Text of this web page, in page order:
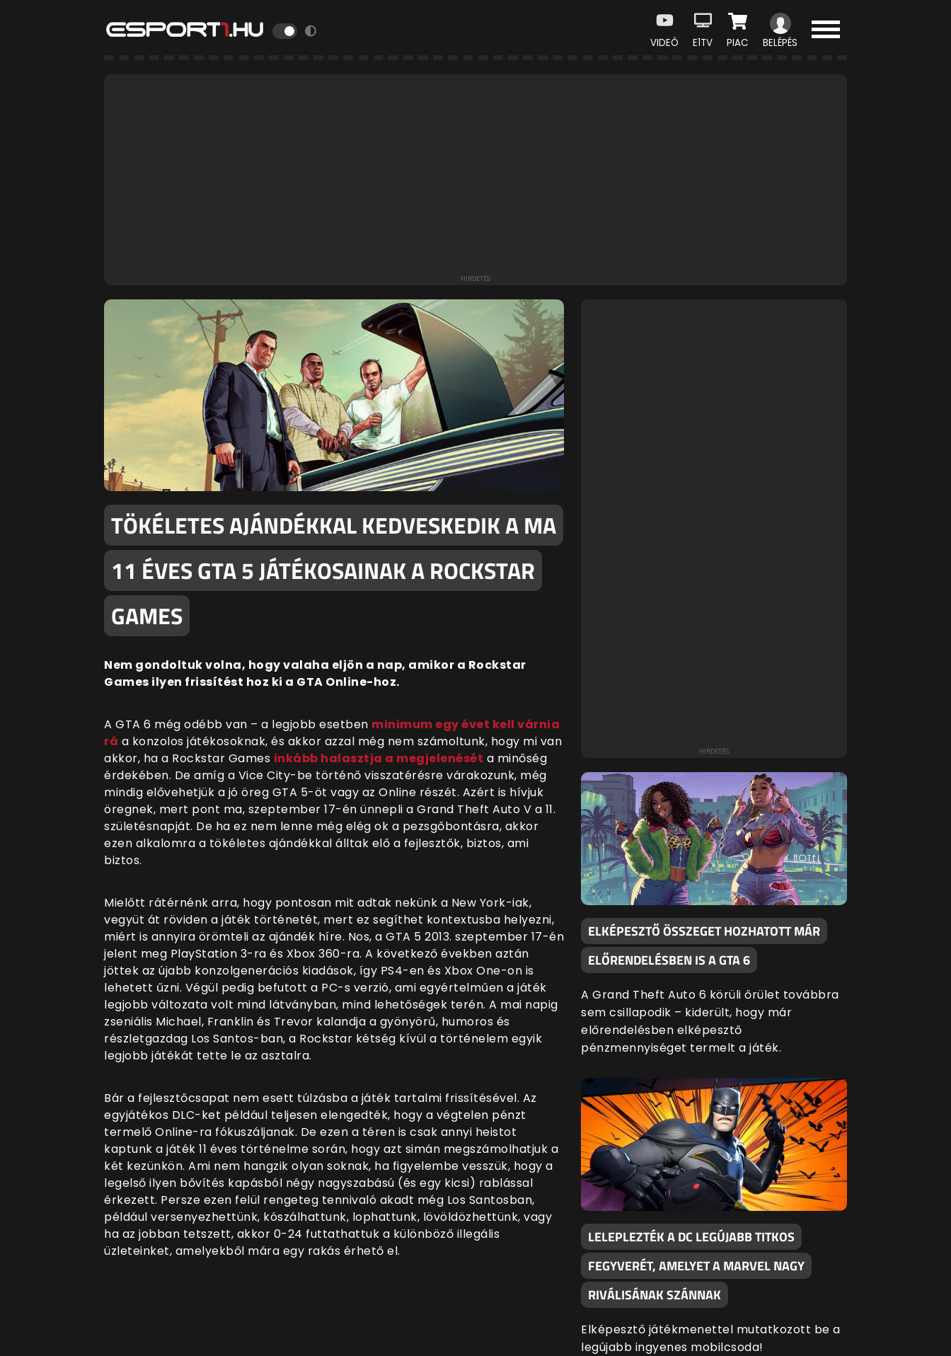
VIDEÓ E1TV PIAC BELÉPÉS
TÖKÉLETES AJÁNDÉKKAL KEDVESKEDIK A MA
11 ÉVES GTA 5 JÁTÉKOSAINAK A ROCKSTAR
GAMES
Nem gondoltuk volna, hogy valaha eljön a nap, amikor a Rockstar
Games ilyen frissítést hoz ki a GTA Online-hoz.
A GTA 6 még odébb van – a legjobb esetben minimum egy évet kell várnia
rá a konzolos játékosoknak, és akkor azzal még nem számoltunk, hogy mi van
akkor, ha a Rockstar Games inkább halasztja a megjelenését a minőség
érdekében. De amíg a Vice City-be történő visszatérésre várakozunk, még
mindig elővehetjük a jó öreg GTA 5-öt vagy az Online részét. Azért is hívjuk
öregnek, mert pont ma, szeptember 17-én ünnepli a Grand Theft Auto V a 11.
születésnapját. De ha ez nem lenne még elég ok a pezsgőbontásra, akkor
ezen alkalomra a tökéletes ajándékkal álltak elő a fejlesztők, biztos, ami
biztos.
Mielőtt rátérnénk arra, hogy pontosan mit adtak nekünk a New York-iak,
vegyüt át röviden a játék történetét, mert ez segíthet kontextusba helyezni,
miért is annyira örömteli az ajándék híre. Nos, a GTA 5 2013. szeptember 17-én
jelent meg PlayStation 3-ra és Xbox 360-ra. A következő években aztán
jöttek az újabb konzolgenerációs kiadások, így PS4-en és Xbox One-on is
lehetett űzni. Végül pedig befutott a PC-s verzió, ami egyértelműen a játék
legjobb változata volt mind látványban, mind lehetőségek terén. A mai napig
zseniális Michael, Franklin és Trevor kalandja a gyönyörű, humoros és
részletgazdag Los Santos-ban, a Rockstar kétség kívül a történelem egyik
legjobb játékát tette le az asztalra.
Bár a fejlesztőcsapat nem esett túlzásba a játék tartalmi frissítésével. Az
egyjátékos DLC-ket például teljesen elengedték, hogy a végtelen pénzt
termelő Online-ra fókuszáljanak. De ezen a téren is csak annyi heistot
kaptunk a játék 11 éves történelme során, hogy azt simán megszámolhatjuk a
két kezünkön. Ami nem hangzik olyan soknak, ha figyelembe vesszük, hogy a
legelső ilyen bővítés kapásból négy nagyszabású (és egy kicsi) rablással
érkezett. Persze ezen felül rengeteg tennivaló akadt még Los Santosban,
például versenyezhettünk, kószálhattunk, lophattunk, lövöldözhettünk, vagy
ha az jobban tetszett, akkor 0-24 futtathattuk a különböző illegális
üzleteinket, amelyekből mára egy rakás érhető el.
ELKÉPESZTŐ ÖSSZEGET HOZHATOTT MÁR
ELŐRENDELÉSBEN IS A GTA 6
A Grand Theft Auto 6 körüli őrület továbbra
sem csillapodik – kiderült, hogy már
előrendelésben elképesztő
pénzmennyiséget termelt a játék.
LELEPLEZTÉK A DC LEGÚJABB TITKOS
FEGYVERÉT, AMELYET A MARVEL NAGY
RIVÁLISÁNAK SZÁNNAK
Elképesztő játékmenettel mutatkozott be a
legújabb ingyenes mobilcsoda!